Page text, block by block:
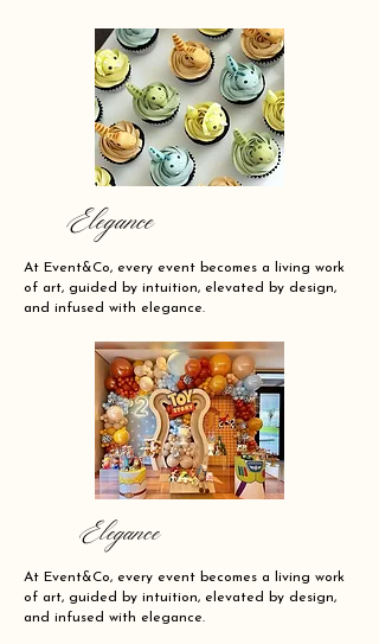
Elegance
At Event&Co, every event becomes a living work
of art, guided by intuition, elevated by design,
and infused with elegance.
Elegance
At Event&Co, every event becomes a living work
of art, guided by intuition, elevated by design,
and infused with elegance.